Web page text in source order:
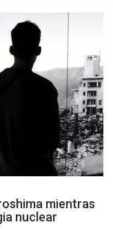
mientras
nuclear